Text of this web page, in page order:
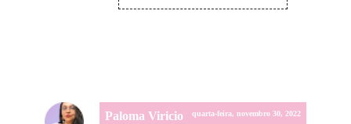
Paloma Viricio quarta-feira, novembro 30, 2022